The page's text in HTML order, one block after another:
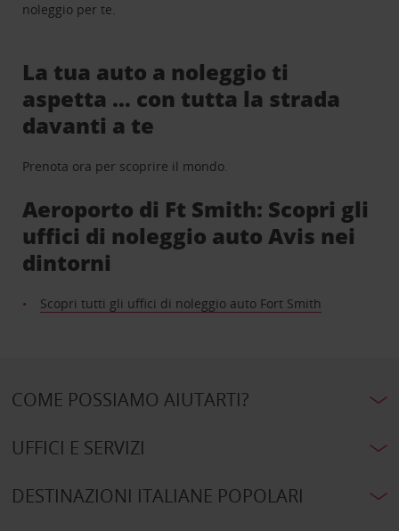
noleggio per te.
La tua auto a noleggio ti
aspetta … con tutta la strada
davanti a te
Prenota ora per scoprire il mondo.
Aeroporto di Ft Smith: Scopri gli
uffici di noleggio auto Avis nei
dintorni
Scopri tutti gli uffici di noleggio auto Fort Smith
COME POSSIAMO AIUTARTI?
UFFICI E SERVIZI
DESTINAZIONI ITALIANE POPOLARI